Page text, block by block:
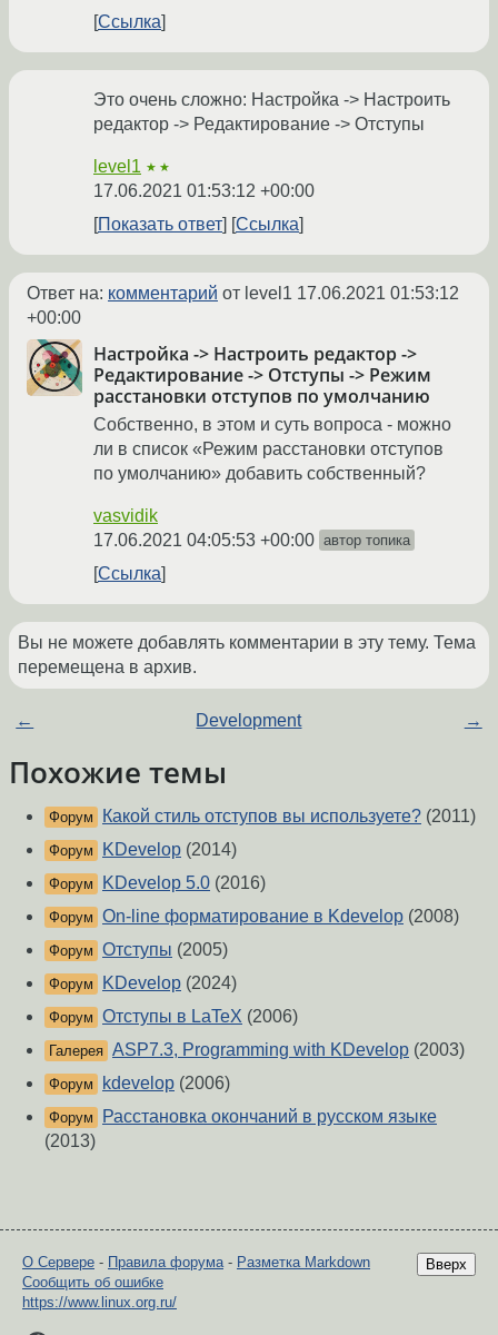
Ссылка
Это очень сложно: Настройка -> Настроить
редактор -> Редактирование -> Отступы
level1 ★★
17.06.2021 01:53:12 +00:00
Показать ответ
Ссылка
Ответ на: комментарий от level1 17.06.2021 01:53:12
+00:00
Настройка -> Настроить редактор ->
Редактирование -> Отступы -> Режим
расстановки отступов по умолчанию
Собственно, в этом и суть вопроса - можно
ли в список «Режим расстановки отступов
по умолчанию» добавить собственный?
vasvidik
17.06.2021 04:05:53 +00:00 автор топика
Ссылка
Вы не можете добавлять комментарии в эту тему. Тема
перемещена в архив.
← Development →
Похожие темы
Форум Какой стиль отступов вы используете? (2011)
Форум KDevelop (2014)
Форум KDevelop 5.0 (2016)
Форум Оn-line форматирование в Kdevelop (2008)
Форум Отступы (2005)
Форум KDevelop (2024)
Форум Отступы в LaTeX (2006)
Галерея ASP7.3, Programming with KDevelop (2003)
Форум kdevelop (2006)
Форум
Расстановка окончаний в русском языке
(2013)
Вверх
О Сервере - Правила форума- Разметка Markdown
Сообщить об ошибке
https://www.linux.org.ru/